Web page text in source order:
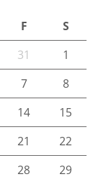
F S
31
1
7
8
14
15
21
22
28
29